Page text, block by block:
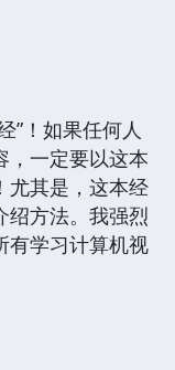
！如果任何人
，一定要以这本
尤其是，这本经
绍方法。我强烈
有学习计算机视